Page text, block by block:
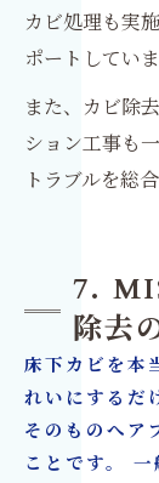
カビ処理も実
ポートしていま
また、カビ除
ション工事も
トラブルを総
7.
除去
床下カビを本
れいにするだ
そのものへア
ことです。